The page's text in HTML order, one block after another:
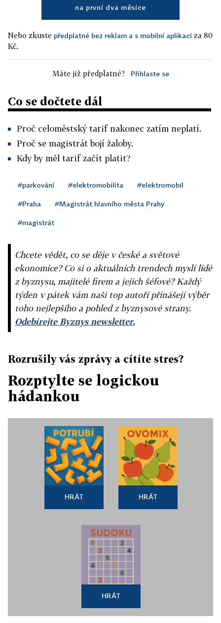
na první dva měsíce
Nebo zkuste předplatné bez reklam a s mobilní aplikací za 80
Kč.
Máte již předplatné? Přihlaste se
Co se dočtete dál
Proč celoměstský tarif nakonec zatím neplatí.
Proč se magistrát bojí žaloby.
Kdy by měl tarif začít platit?
#parkování #elektromobilita #elektromobil
#Praha #Magistrát hlavního města Prahy
#magistrát
Chcete vědět, co se děje v české a světové
ekonomice? Co si o aktuálních trendech myslí lidé
z byznysu, majitelé firem a jejich šéfové? Každý
týden v pátek vám naši top autoři přinášejí výběr
toho nejlepšího a pohled z byznysové strany.
Odebírejte Byznys newsletter.
Rozrušily vás zprávy a cítíte stres?
Rozptylte se logickou
hádankou
HRÁT HRÁT
HRÁT